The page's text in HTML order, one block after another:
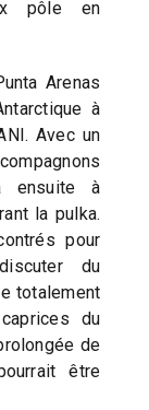
pôle en
Arenas
à
Avec un
ensuite à
la pulka.
pour
du
totalement
du
de
être